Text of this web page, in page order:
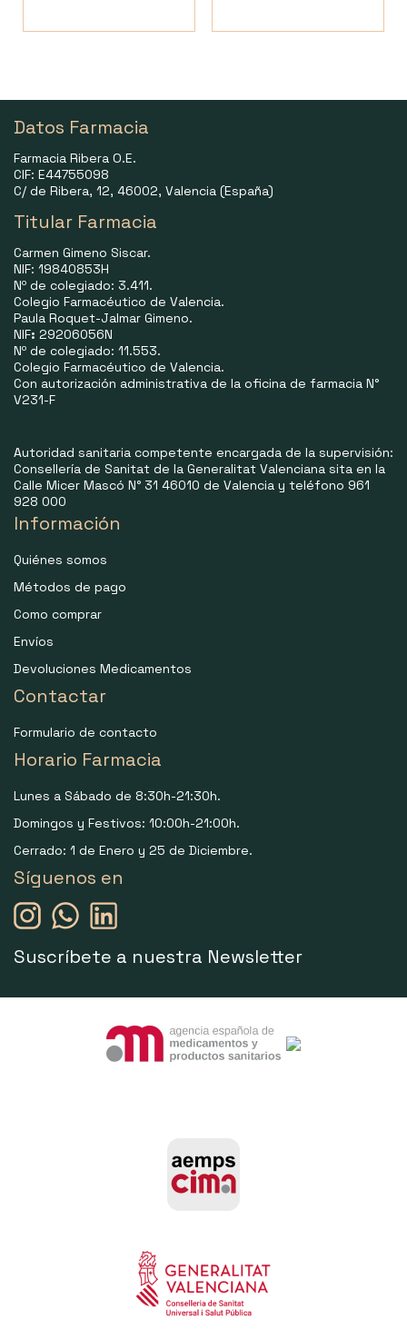
Datos Farmacia
Farmacia Ribera O.E.
CIF: E44755098
C/ de Ribera, 12, 46002, Valencia (España)
Titular Farmacia
Carmen Gimeno Siscar.
NIF: 19840853H
Nº de colegiado: 3.411.
Colegio Farmacéutico de Valencia.
Paula Roquet-Jalmar Gimeno.
NIF: 29206056N
Nº de colegiado: 11.553.
Colegio Farmacéutico de Valencia.
Con autorización administrativa de la oficina de farmacia N°
V231-F
Autoridad sanitaria competente encargada de la supervisión:
Consellería de Sanitat de la Generalitat Valenciana sita en la
Calle Micer Mascó N° 31 46010 de Valencia y teléfono 961
928 000
Información
Quiénes somos
Métodos de pago
Como comprar
Envíos
Devoluciones Medicamentos
Contactar
Formulario de contacto
Horario Farmacia
Lunes a Sábado de 8:30h-21:30h.
Domingos y Festivos: 10:00h-21:00h.
Cerrado: 1 de Enero y 25 de Diciembre.
Síguenos en
Suscríbete a nuestra Newsletter